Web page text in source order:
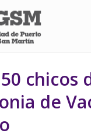
chicos
de